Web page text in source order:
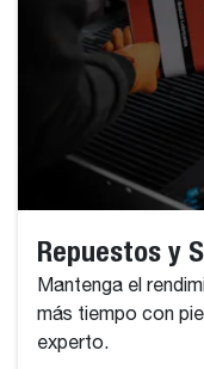
Repuestos y
Mantenga el
más tiempo con
experto.